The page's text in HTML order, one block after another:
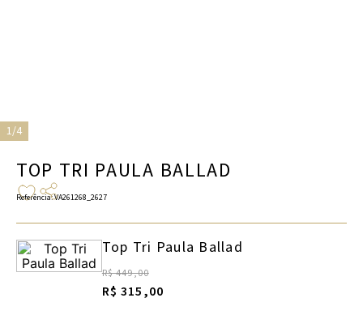
1/4
TOP TRI PAULA BALLAD
Referência:VA261268_2627
Top Tri Paula Ballad
R$ 449,00
R$ 315,00